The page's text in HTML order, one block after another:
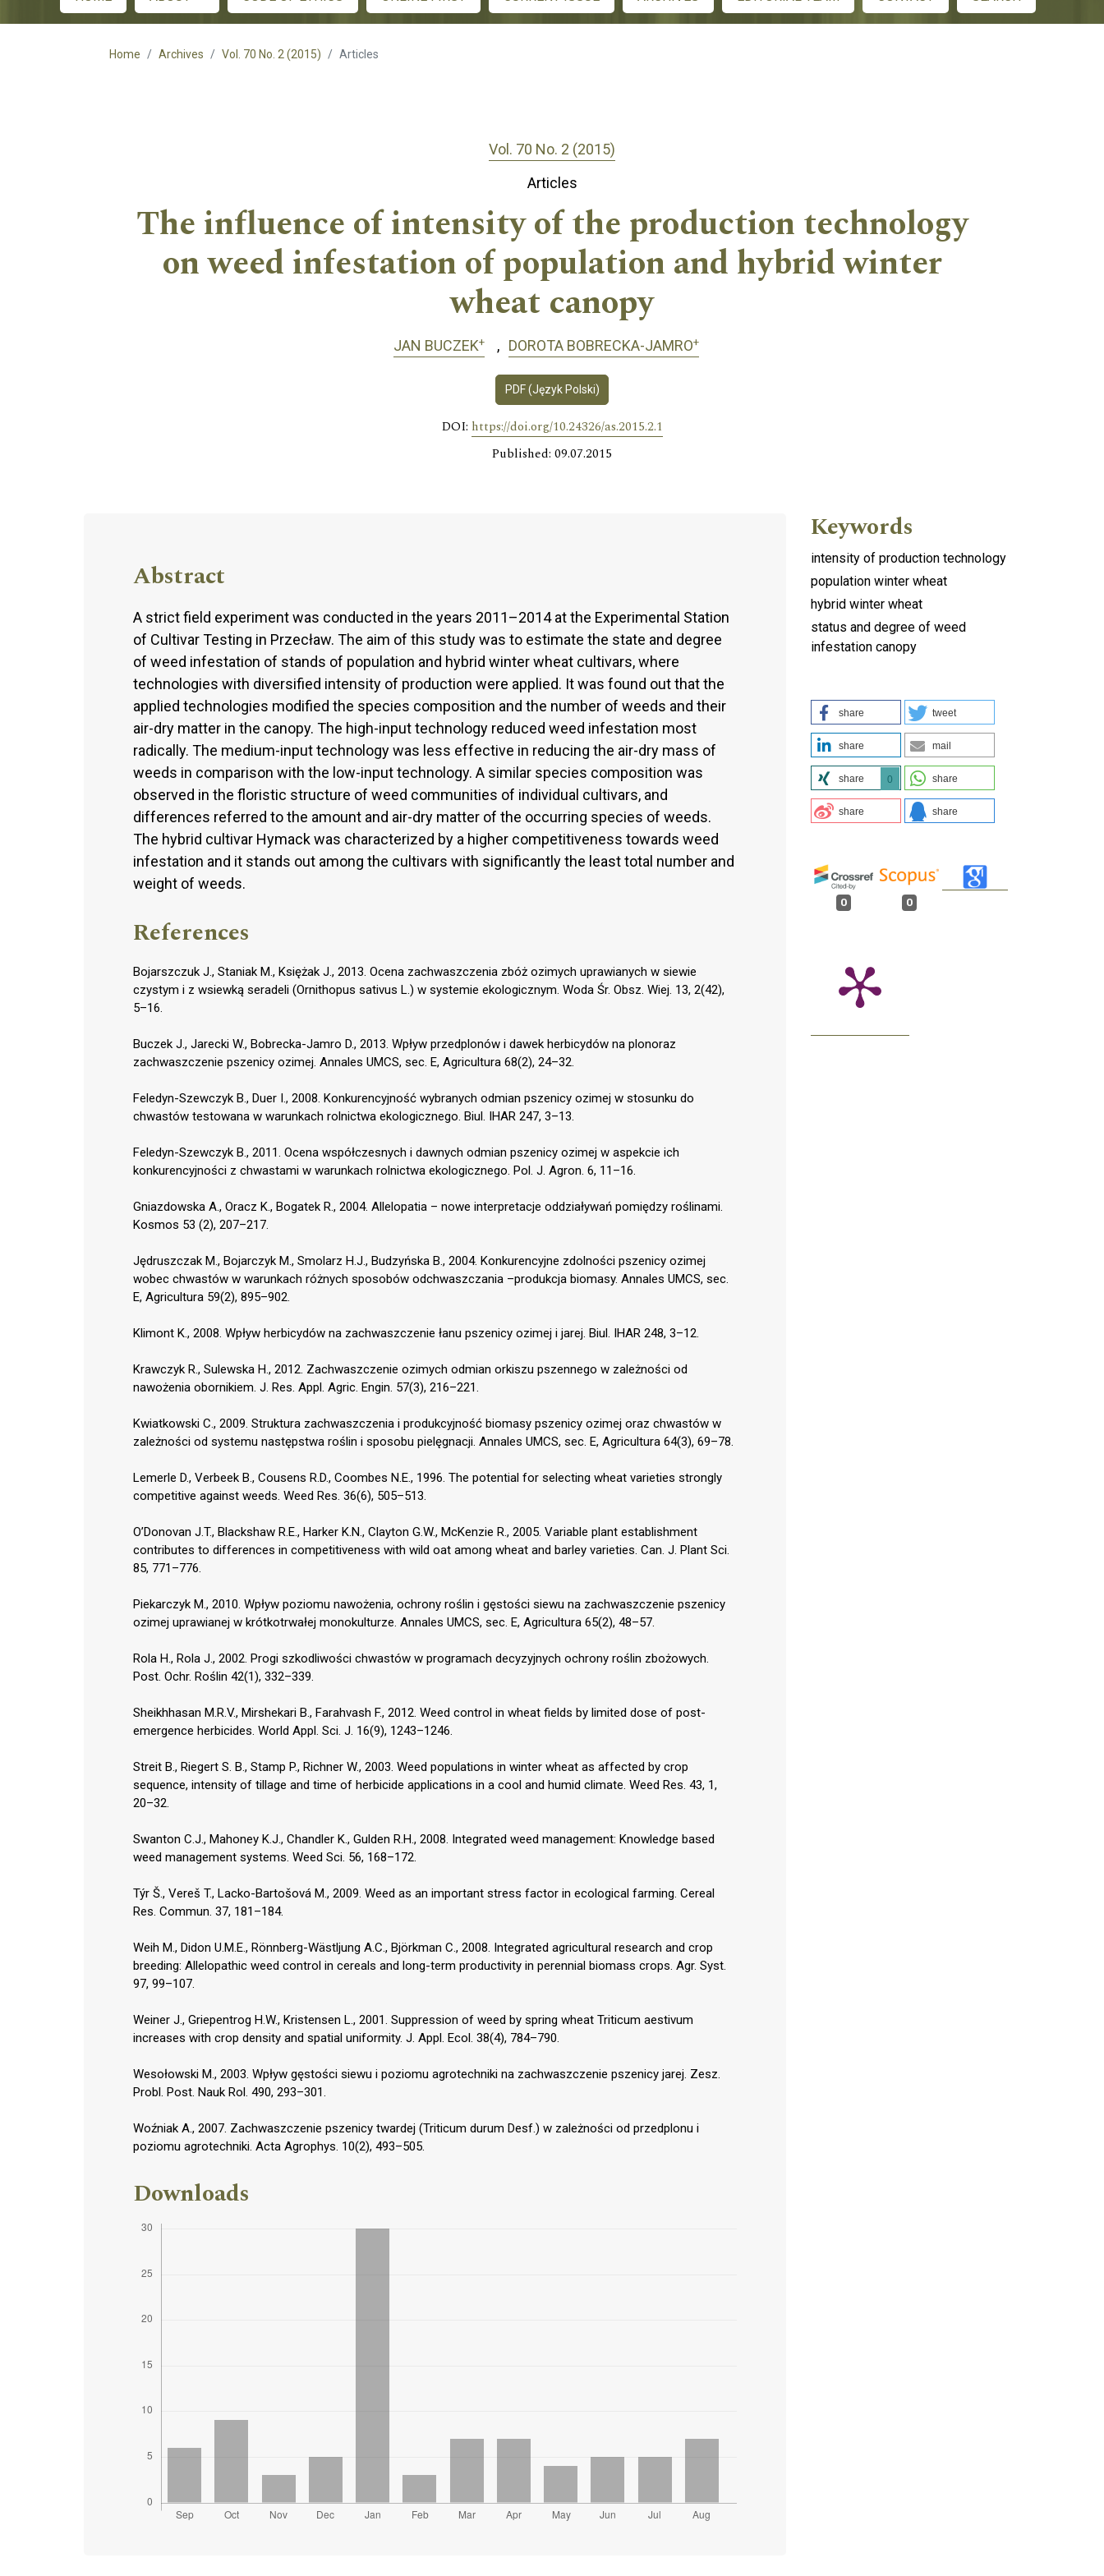
Main menu
Home Archives Vol. 70 No. 2 (2015) Articles
Vol. 70 No. 2 (2015)
Articles
The influence of intensity of the production technology
on weed infestation of population and hybrid winter
wheat canopy
JAN BUCZEK+ DOROTA BOBRECKA-JAMRO+
PDF (Język Polski)
DOI: https://doi.org/10.24326/as.2015.2.1
Published: 09.07.2015
Abstract
A strict field experiment was conducted in the years 2011–2014 at the Experimental Station
of Cultivar Testing in Przecław. The aim of this study was to estimate the state and degree
of weed infestation of stands of population and hybrid winter wheat cultivars, where
technologies with diversified intensity of production were applied. It was found out that the
applied technologies modified the species composition and the number of weeds and their
air-dry matter in the canopy. The high-input technology reduced weed infestation most
radically. The medium-input technology was less effective in reducing the air-dry mass of
weeds in comparison with the low-input technology. A similar species composition was
observed in the floristic structure of weed communities of individual cultivars, and
differences referred to the amount and air-dry matter of the occurring species of weeds.
The hybrid cultivar Hymack was characterized by a higher competitiveness towards weed
infestation and it stands out among the cultivars with significantly the least total number and
weight of weeds.
References
Bojarszczuk J., Staniak M., Księżak J., 2013. Ocena zachwaszczenia zbóż ozimych uprawianych w siewie
czystym i z wsiewką seradeli (Ornithopus sativus L.) w systemie ekologicznym. Woda Śr. Obsz. Wiej. 13, 2(42),
5–16.
Buczek J., Jarecki W., Bobrecka-Jamro D., 2013. Wpływ przedplonów i dawek herbicydów na plonoraz
zachwaszczenie pszenicy ozimej. Annales UMCS, sec. E, Agricultura 68(2), 24–32.
Feledyn-Szewczyk B., Duer I., 2008. Konkurencyjność wybranych odmian pszenicy ozimej w stosunku do
chwastów testowana w warunkach rolnictwa ekologicznego. Biul. IHAR 247, 3–13.
Feledyn-Szewczyk B., 2011. Ocena współczesnych i dawnych odmian pszenicy ozimej w aspekcie ich
konkurencyjności z chwastami w warunkach rolnictwa ekologicznego. Pol. J. Agron. 6, 11–16.
Gniazdowska A., Oracz K., Bogatek R., 2004. Allelopatia – nowe interpretacje oddziaływań pomiędzy roślinami.
Kosmos 53 (2), 207–217.
Jędruszczak M., Bojarczyk M., Smolarz H.J., Budzyńska B., 2004. Konkurencyjne zdolności pszenicy ozimej
wobec chwastów w warunkach różnych sposobów odchwaszczania –produkcja biomasy. Annales UMCS, sec.
E, Agricultura 59(2), 895–902.
Klimont K., 2008. Wpływ herbicydów na zachwaszczenie łanu pszenicy ozimej i jarej. Biul. IHAR 248, 3–12.
Krawczyk R., Sulewska H., 2012. Zachwaszczenie ozimych odmian orkiszu pszennego w zależności od
nawożenia obornikiem. J. Res. Appl. Agric. Engin. 57(3), 216–221.
Kwiatkowski C., 2009. Struktura zachwaszczenia i produkcyjność biomasy pszenicy ozimej oraz chwastów w
zależności od systemu następstwa roślin i sposobu pielęgnacji. Annales UMCS, sec. E, Agricultura 64(3), 69–78.
Lemerle D., Verbeek B., Cousens R.D., Coombes N.E., 1996. The potential for selecting wheat varieties strongly
competitive against weeds. Weed Res. 36(6), 505–513.
O’Donovan J.T., Blackshaw R.E., Harker K.N., Clayton G.W., McKenzie R., 2005. Variable plant establishment
contributes to differences in competitiveness with wild oat among wheat and barley varieties. Can. J. Plant Sci.
85, 771–776.
Piekarczyk M., 2010. Wpływ poziomu nawożenia, ochrony roślin i gęstości siewu na zachwaszczenie pszenicy
ozimej uprawianej w krótkotrwałej monokulturze. Annales UMCS, sec. E, Agricultura 65(2), 48–57.
Rola H., Rola J., 2002. Progi szkodliwości chwastów w programach decyzyjnych ochrony roślin zbożowych.
Post. Ochr. Roślin 42(1), 332–339.
Sheikhhasan M.R.V., Mirshekari B., Farahvash F., 2012. Weed control in wheat fields by limited dose of post-
emergence herbicides. World Appl. Sci. J. 16(9), 1243–1246.
Streit B., Riegert S. B., Stamp P., Richner W., 2003. Weed populations in winter wheat as affected by crop
sequence, intensity of tillage and time of herbicide applications in a cool and humid climate. Weed Res. 43, 1,
20–32.
Swanton C.J., Mahoney K.J., Chandler K., Gulden R.H., 2008. Integrated weed management: Knowledge based
weed management systems. Weed Sci. 56, 168–172.
Týr Š., Vereš T., Lacko-Bartošová M., 2009. Weed as an important stress factor in ecological farming. Cereal
Res. Commun. 37, 181–184.
Weih M., Didon U.M.E., Rönnberg-Wästljung A.C., Björkman C., 2008. Integrated agricultural research and crop
breeding: Allelopathic weed control in cereals and long-term productivity in perennial biomass crops. Agr. Syst.
97, 99–107.
Weiner J., Griepentrog H.W., Kristensen L., 2001. Suppression of weed by spring wheat Triticum aestivum
increases with crop density and spatial uniformity. J. Appl. Ecol. 38(4), 784–790.
Wesołowski M., 2003. Wpływ gęstości siewu i poziomu agrotechniki na zachwaszczenie pszenicy jarej. Zesz.
Probl. Post. Nauk Rol. 490, 293–301.
Woźniak A., 2007. Zachwaszczenie pszenicy twardej (Triticum durum Desf.) w zależności od przedplonu i
poziomu agrotechniki. Acta Agrophys. 10(2), 493–505.
Downloads
Keywords
intensity of production technology
population winter wheat
hybrid winter wheat
status and degree of weed
infestation canopy
share tweet
share mail
share 0 share
share share
0 0